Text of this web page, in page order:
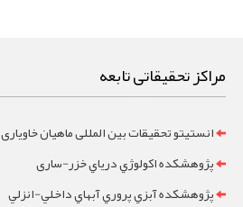
مراکز تحقیقاتی تابعه
انستیتو تحقیقات بین المللی ماهیان خاویاری
پژوهشکده اکولوژي درياي خزر-ساری
پژوهشکده آبزي پروري آبهاي داخلي-انزلي